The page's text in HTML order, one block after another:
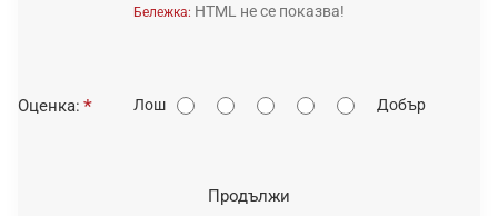
Бележка: HTML не се показва!
О
Оценка: Лош Добър
Продължи